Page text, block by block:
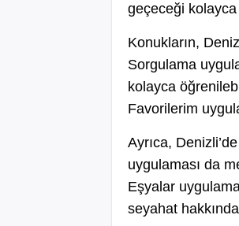
geçeceği kolayca
Konukların,
Sorgulama
kolayca
Favorilerim
Ayrıca,
uygulaması da
Eşyalar
seyahat